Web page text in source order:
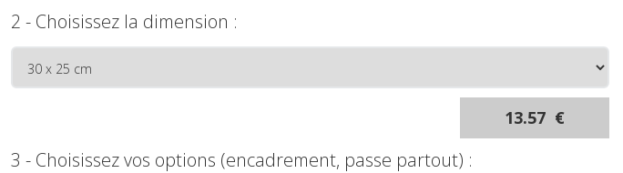
2 - Choisissez la dimension :
13.57 €
3 - Choisissez vos options (encadrement, passe partout) :